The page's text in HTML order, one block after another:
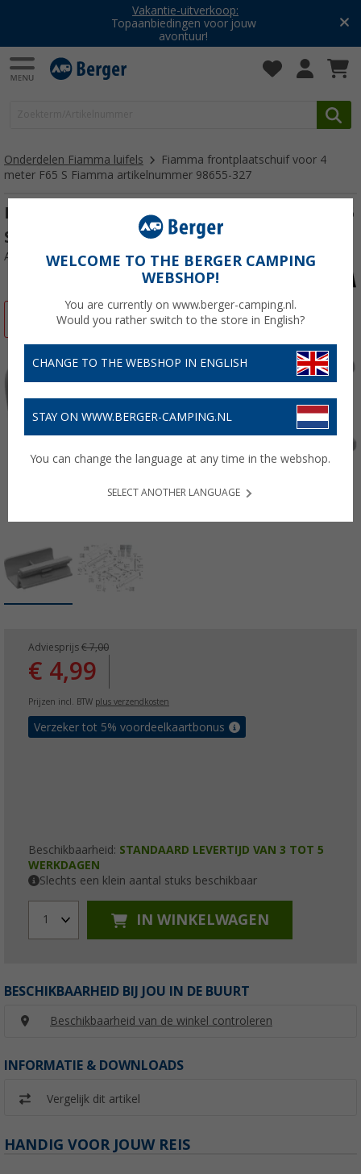
Vakantie-uitverkoop:
Topaanbiedingen voor jouw
avontuur!
Onderdelen Fiamma luifels
Fiamma frontplaatschuif voor 4
meter F65 S Fiamma artikelnummer 98655-327
Fiamma frontplaatschuif voor 4 meter F65
S Fiamma artikelnummer 98655-327
Artikelnr: 698786
-28%
Adviesprijs € 7,00
€ 4,99
Prijzen incl. BTW plus verzendkosten
Verzeker tot 5% voordeelkaartbonus
Beschikbaarheid: STANDAARD LEVERTIJD VAN 3 TOT 5
WERKDAGEN
Slechts een klein aantal stuks beschikbaar
1 IN WINKELWAGEN
BESCHIKBAARHEID BIJ JOU IN DE BUURT
Beschikbaarheid van de winkel controleren
INFORMATIE & DOWNLOADS
Vergelijk dit artikel
HANDIG VOOR JOUW REIS
WELCOME TO THE BERGER CAMPING
WEBSHOP!
You are currently on www.berger-camping.nl.
Would you rather switch to the store in English?
CHANGE TO THE WEBSHOP IN ENGLISH
STAY ON WWW.BERGER-CAMPING.NL
You can change the language at any time in the webshop.
SELECT ANOTHER LANGUAGE